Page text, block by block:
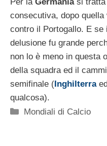
consecutiva, dopo
contro il Portogallo. E se
delusione fu grande
non lo è meno in questa
della squadra ed il
semifinale (Inghilterra
qualcosa).
Categorie
Mondiali di Calcio